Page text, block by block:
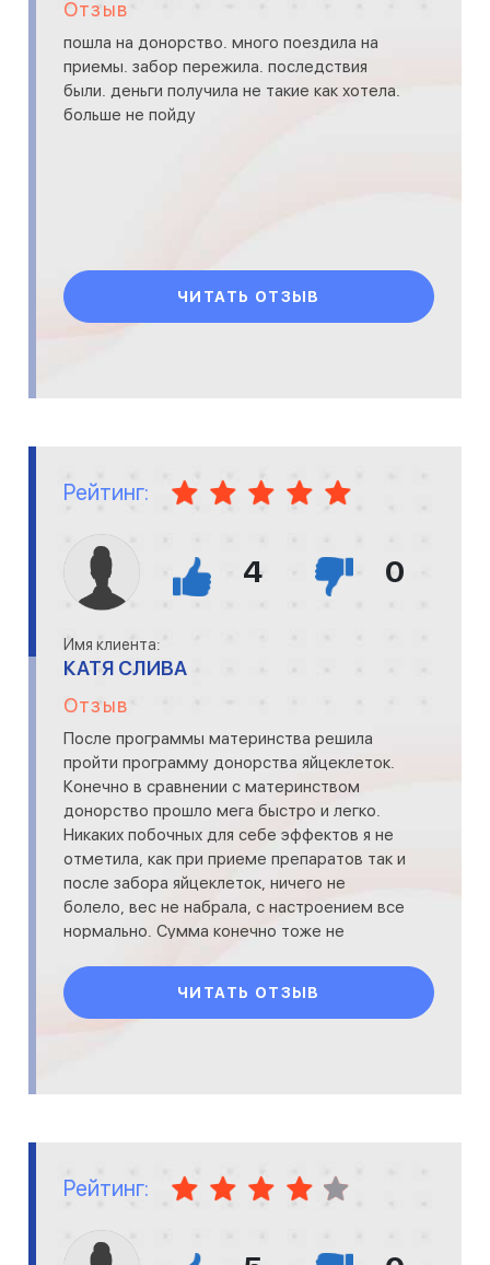
Отзыв
пошла на донорство. много поездила на
приемы. забор пережила. последствия
были. деньги получила не такие как хотела.
больше не пойду
ЧИТАТЬ ОТЗЫВ
Рейтинг:
4 0
Имя клиента:
КАТЯ СЛИВА
Отзыв
После программы материнства решила
пройти программу донорства яйцеклеток.
Конечно в сравнении с материнством
донорство прошло мега быстро и легко.
Никаких побочных для себе эффектов я не
отметила, как при приеме препаратов так и
после забора яйцеклеток, ничего не
болело, вес не набрала, с настроением все
нормально. Сумма конечно тоже не
ЧИТАТЬ ОТЗЫВ
Рейтинг: